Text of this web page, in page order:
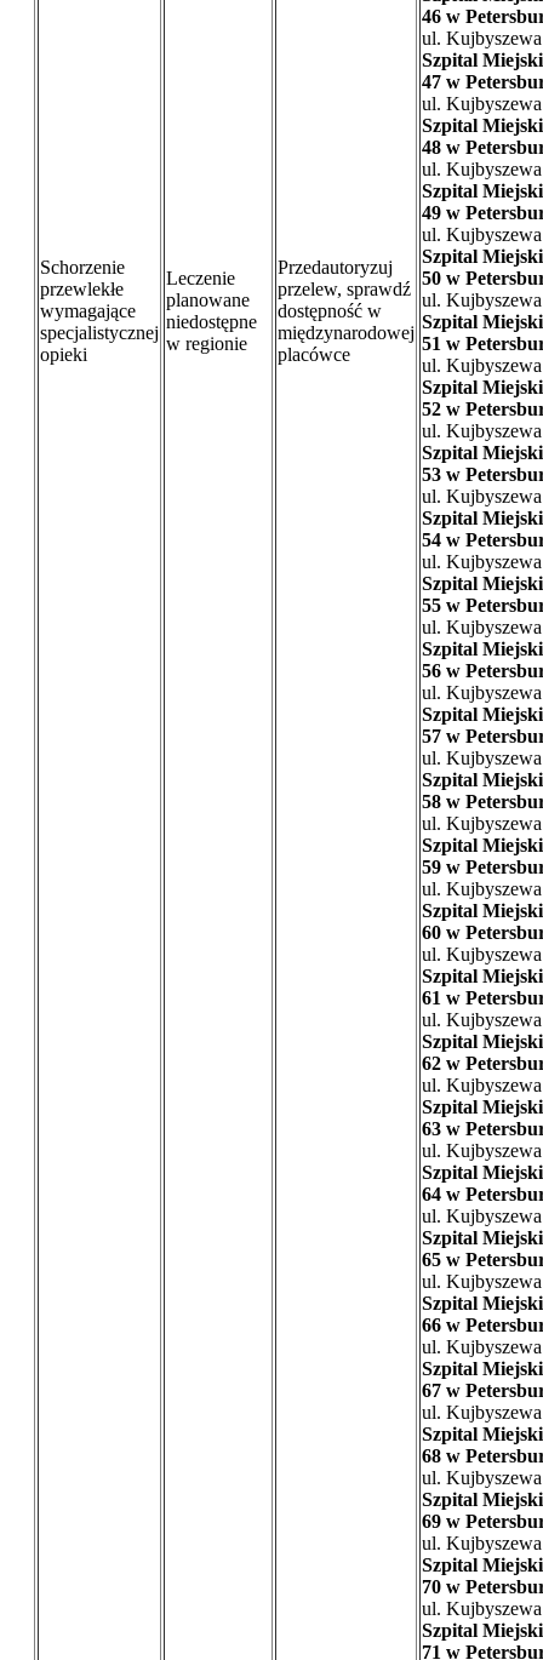
Schorzenie
przewlekłe
wymagające
specjalistycznej
opieki
Leczenie
planowane
niedostępne
w regionie
Przedautoryzuj
przelew, sprawdź
dostępność w
międzynarodowej
placówce
46 w
ul.
Szpital
47 w
ul.
Szpital
48 w
ul.
Szpital
49 w
ul.
Szpital
50 w
ul.
Szpital
51 w
ul.
Szpital
52 w
ul.
Szpital
53 w
ul.
Szpital
54 w
ul.
Szpital
55 w
ul.
Szpital
56 w
ul.
Szpital
57 w
ul.
Szpital
58 w
ul.
Szpital
59 w
ul.
Szpital
60 w
ul.
Szpital
61 w
ul.
Szpital
62 w
ul.
Szpital
63 w
ul.
Szpital
64 w
ul.
Szpital
65 w
ul.
Szpital
66 w
ul.
Szpital
67 w
ul.
Szpital
68 w
ul.
Szpital
69 w
ul.
Szpital
70 w
ul.
Szpital
71 w